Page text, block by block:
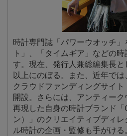
時計専門誌「パワーウオッチ
ト」、「タイムギア」などの
す。現在、発行人兼総編集長
以上にのぼる。また、近年で
クラウドファンディングサイ
開設。さらには、アンティー
再現した自身の時計ブランド
ン）」のクリエイティブディ
ル時計の企画・監修も手がける。